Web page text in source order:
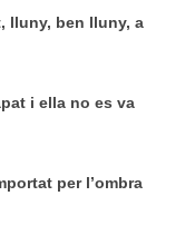
lluny, ben lluny, a
i ella no es va
per l’ombra